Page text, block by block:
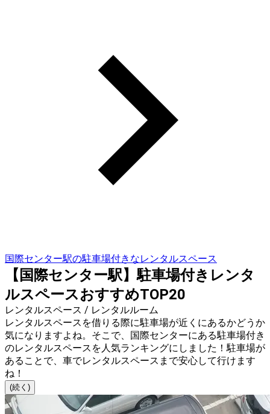
国際センター駅の駐車場付きなレンタルスペース
【国際センター駅】駐車場付きレンタ
ルスペースおすすめTOP20
レンタルスペース / レンタルルーム
レンタルスペースを借りる際に駐車場が近くにあるかどうか
気になりますよね。そこで、国際センターにある駐車場付き
のレンタルスペースを人気ランキングにしました！駐車場が
あることで、車でレンタルスペースまで安心して行けます
ね！
(続く)